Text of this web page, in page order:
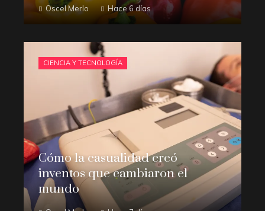
Oscel Merlo Hace 6 días
CIENCIA Y TECNOLOGÍA
Cómo la casualidad creó
inventos que cambiaron el
mundo